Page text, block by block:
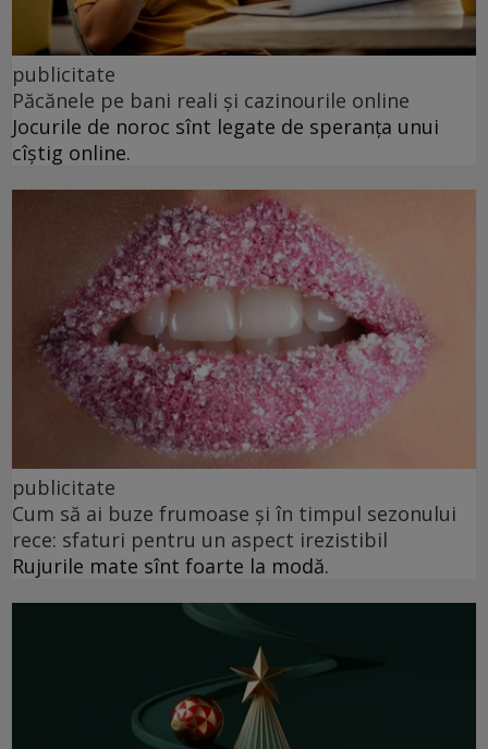
publicitate
Păcănele pe bani reali și cazinourile online
Jocurile de noroc sînt legate de speranța unui
cîștig online.
publicitate
Cum să ai buze frumoase şi în timpul sezonului
rece: sfaturi pentru un aspect irezistibil
Rujurile mate sînt foarte la modă.